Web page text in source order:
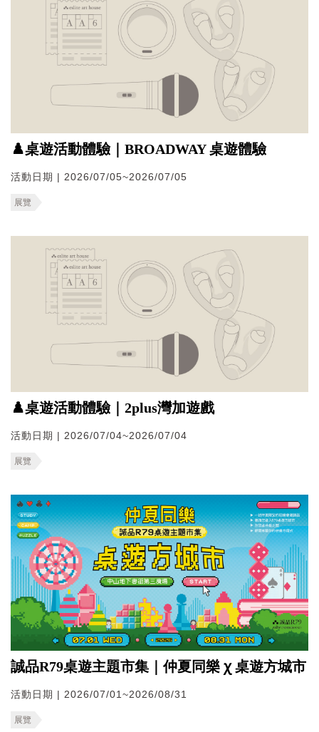
♟️桌遊活動體驗｜BROADWAY 桌遊體驗
活動日期 | 2026/07/05~2026/07/05
展覽
♟️桌遊活動體驗｜2plus灣加遊戲
活動日期 | 2026/07/04~2026/07/04
展覽
誠品R79桌遊主題市集｜仲夏同樂 ꭓ 桌遊方城市
活動日期 | 2026/07/01~2026/08/31
展覽